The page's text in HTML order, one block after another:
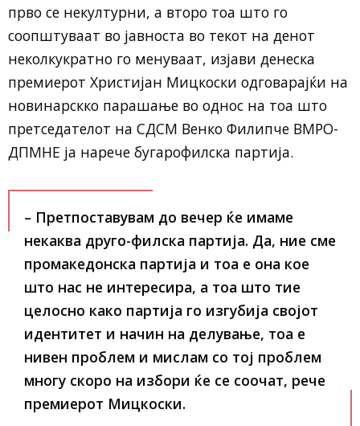
прво се некултурни, а второ тоа што го
соопштуваат во јавноста во текот на денот
неколкукратно го менуваат, изјави денеска
премиерот Христијан Мицкоски одговарајќи на
новинарскко парашање во однос на тоа што
претседателот на СДСМ Венко Филипче ВМРО-
ДПМНЕ ја нарече бугарофилска партија.
– Претпоставувам до вечер ќе имаме
некаква друго-филска партија. Да, ние сме
промакедонска партија и тоа е она кое
што нас не интересира, а тоа што тие
целосно како партија го изгубија својот
идентитет и начин на делување, тоа е
нивен проблем и мислам со тој проблем
многу скоро на избори ќе се соочат, рече
премиерот Мицкоски.